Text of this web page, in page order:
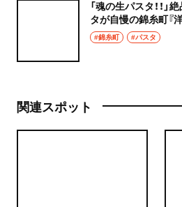
「魂の生パスタ！！
タが自慢の錦糸町『
#錦糸町 #パスタ
関連スポット